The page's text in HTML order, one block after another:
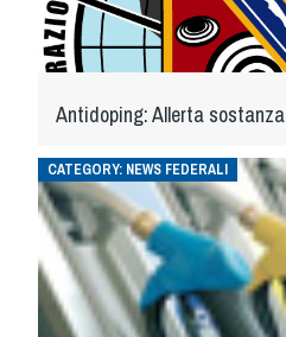
Antidoping: Allerta sostanza
CATEGORY: NEWS FEDERALI